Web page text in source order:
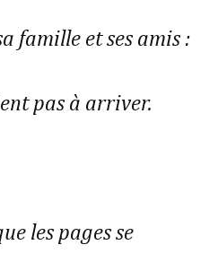
famille et ses amis :
pas à arriver.
les pages se